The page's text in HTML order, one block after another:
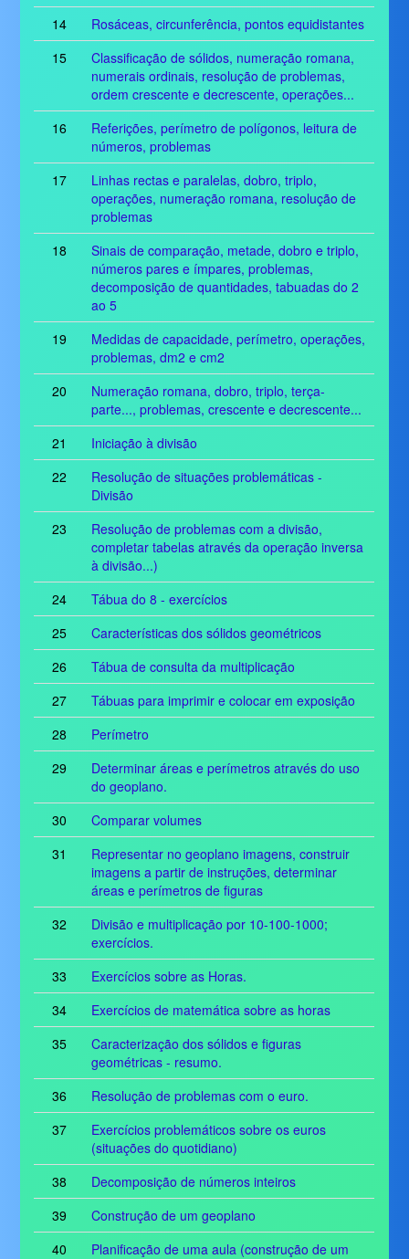
14
Rosáceas, circunferência, pontos equidistantes
15
Classificação de sólidos, numeração romana,
numerais ordinais, resolução de problemas,
ordem crescente e decrescente, operações...
16
Referições, perímetro de polígonos, leitura de
números, problemas
17
Linhas rectas e paralelas, dobro, triplo,
operações, numeração romana, resolução de
problemas
18
Sinais de comparação, metade, dobro e triplo,
números pares e ímpares, problemas,
decomposição de quantidades, tabuadas do 2
ao 5
19
Medidas de capacidade, perímetro, operações,
problemas, dm2 e cm2
20
Numeração romana, dobro, triplo, terça-
parte..., problemas, crescente e decrescente...
21
Iniciação à divisão
22
Resolução de situações problemáticas -
Divisão
23
Resolução de problemas com a divisão,
completar tabelas através da operação inversa
à divisão...)
24
Tábua do 8 - exercícios
25
Características dos sólidos geométricos
26
Tábua de consulta da multiplicação
27
Tábuas para imprimir e colocar em exposição
28
Perímetro
29
Determinar áreas e perímetros através do uso
do geoplano.
30
Comparar volumes
31
Representar no geoplano imagens, construir
imagens a partir de instruções, determinar
áreas e perímetros de figuras
32
Divisão e multiplicação por 10-100-1000;
exercícios.
33
Exercícios sobre as Horas.
34
Exercícios de matemática sobre as horas
35
Caracterização dos sólidos e figuras
geométricas - resumo.
36
Resolução de problemas com o euro.
37
Exercícios problemáticos sobre os euros
(situações do quotidiano)
38
Decomposição de números inteiros
39
Construção de um geoplano
40
Planificação de uma aula (construção de um